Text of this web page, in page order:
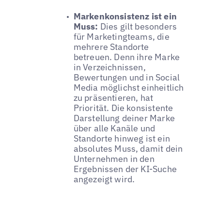
Markenkonsistenz ist ein
Muss: Dies gilt besonders
für Marketingteams, die
mehrere Standorte
betreuen. Denn ihre Marke
in Verzeichnissen,
Bewertungen und in Social
Media möglichst einheitlich
zu präsentieren, hat
Priorität. Die konsistente
Darstellung deiner Marke
über alle Kanäle und
Standorte hinweg ist ein
absolutes Muss, damit dein
Unternehmen in den
Ergebnissen der KI-Suche
angezeigt wird.